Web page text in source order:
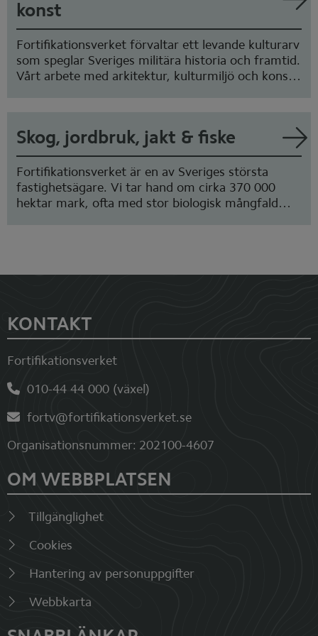
konst
​Fortifikationsverket förvaltar ett levande kulturarv
som speglar Sveriges militära historia och framtid.
Vårt arbete med arkitektur, kulturmiljö och konst
Genom att vårda och lyfta fram konst och
kulturmiljöer inom våra områden stärker vi
identiteten och funktionaliteten i våra miljöer, till
nytta för både Försvarsmakten och samhället i
stort.
Skog, jordbruk, jakt & fiske
Fortifikationsverket är en av Sveriges största
fastighetsägare. Vi tar hand om cirka 370 000
hektar mark, ofta med stor biologisk mångfald
Sidfot
KONTAKT
Fortifikationsverket
010-44 44 000 (växel)
fortv@fortifikationsverket.se
Organisationsnummer: 202100-4607
OM WEBBPLATSEN
Tillgänglighet
Cookies
Hantering av personuppgifter
Webbkarta